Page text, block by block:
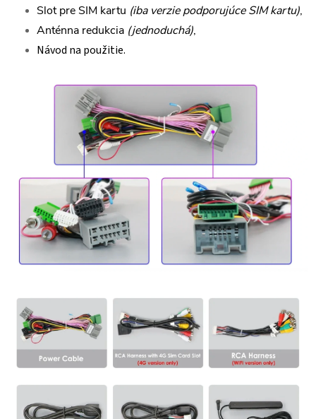
Slot pre SIM kartu (iba verzie podporujúce SIM kartu),
Anténna redukcia (jednoduchá),
Návod na použitie.